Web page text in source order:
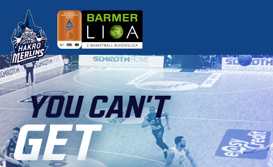
content
YOU CAN’T
GET